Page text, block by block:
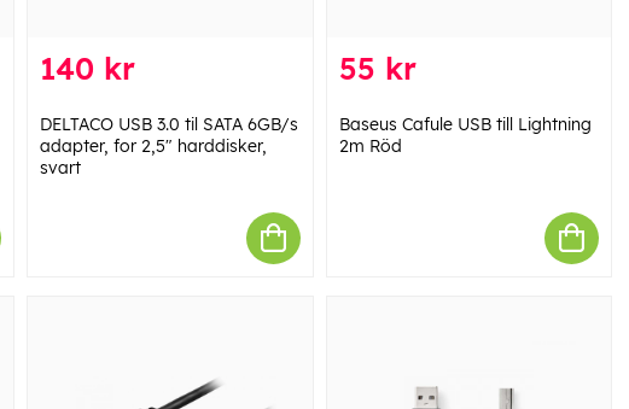
140 kr
DELTACO USB 3.0 til SATA 6GB/s
adapter, for 2,5" harddisker,
svart
55 kr
Baseus Cafule USB till Lightning
2m Röd